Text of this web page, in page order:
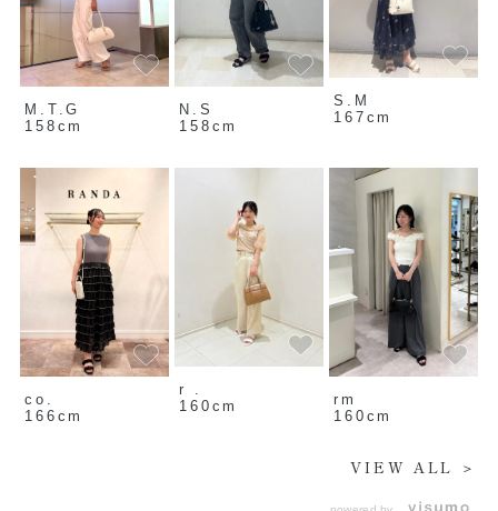
M.T.G
158cm
N.S
158cm
S.M
167cm
co.
166cm
r .
160cm
rm
160cm
VIEW ALL ＞